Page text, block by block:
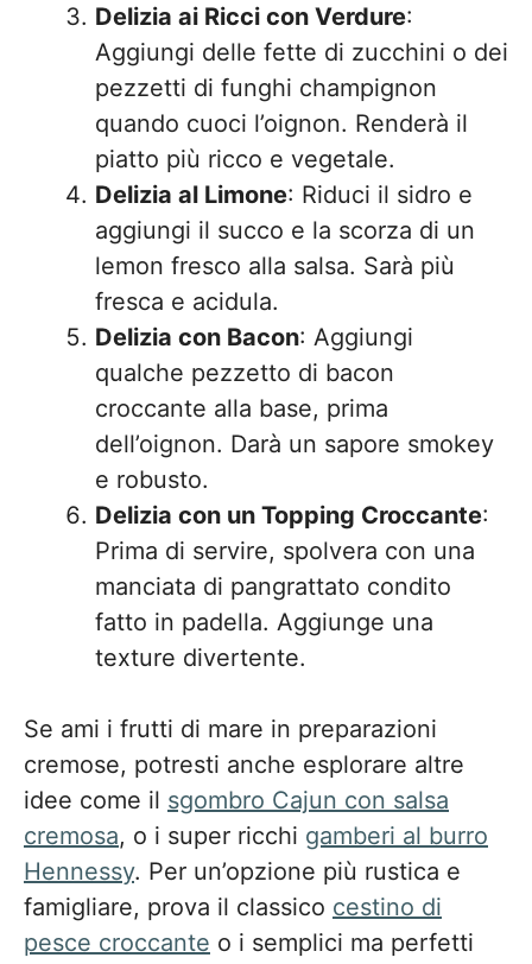
Delizia ai Ricci con Verdure:
Aggiungi delle fette di zucchini o dei
pezzetti di funghi champignon
quando cuoci l’oignon. Renderà il
piatto più ricco e vegetale.
Delizia al Limone: Riduci il sidro e
aggiungi il succo e la scorza di un
lemon fresco alla salsa. Sarà più
fresca e acidula.
Delizia con Bacon: Aggiungi
qualche pezzetto di bacon
croccante alla base, prima
dell’oignon. Darà un sapore smokey
e robusto.
Delizia con un Topping Croccante:
Prima di servire, spolvera con una
manciata di pangrattato condito
fatto in padella. Aggiunge una
texture divertente.
Se ami i frutti di mare in preparazioni
cremose, potresti anche esplorare altre
idee come il sgombro Cajun con salsa
cremosa, o i super ricchi gamberi al burro
Hennessy. Per un’opzione più rustica e
famigliare, prova il classico cestino di
pesce croccante o i semplici ma perfetti